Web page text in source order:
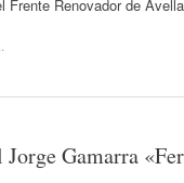
Frente Renovador de
Gamarra